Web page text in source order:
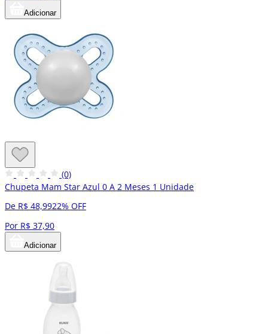
Adicionar
(0)
Chupeta Mam Star Azul 0 A 2 Meses 1 Unidade
De R$ 48,9922% OFF
Por R$ 37,90
Adicionar